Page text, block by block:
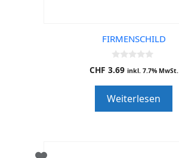
FIRMENSCHILD
0
o
o
f
5
CHF 3.69 inkl. 7.7% MwSt.
Weiterlesen